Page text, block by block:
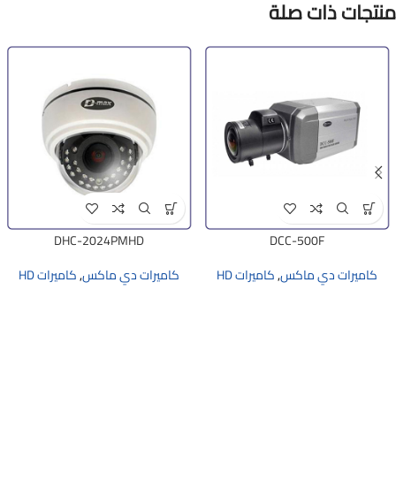
منتجات ذات صلة
DCC-500F
كاميرات دي ماكس,كاميرات HD
DHC-2024PMHD
كاميرات دي ماكس,كاميرات HD